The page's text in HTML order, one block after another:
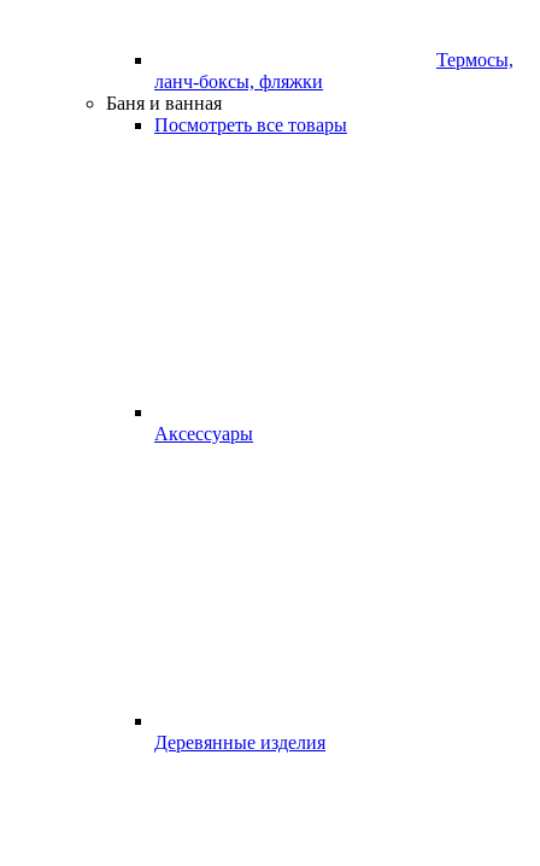
Термосы,
ланч-боксы, фляжки
Баня и ванная
Посмотреть все товары
Аксессуары
Деревянные изделия